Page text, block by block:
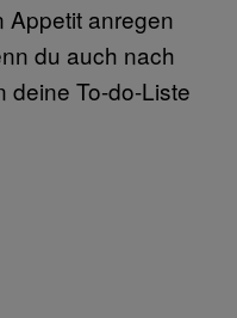
Appetit anregen
du auch nach
deine To-do-Liste